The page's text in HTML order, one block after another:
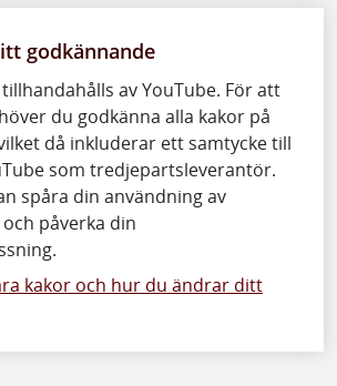
godkännande
av YouTube. För att
du godkänna alla kakor på
då inkluderar ett samtycke till
som tredjepartsleverantör.
spåra din användning av
påverka din
kakor och hur du ändrar ditt